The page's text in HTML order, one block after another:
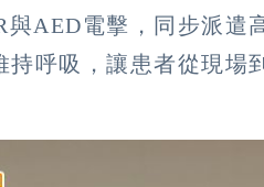
AED電擊，同步派遣
呼吸，讓患者從現場